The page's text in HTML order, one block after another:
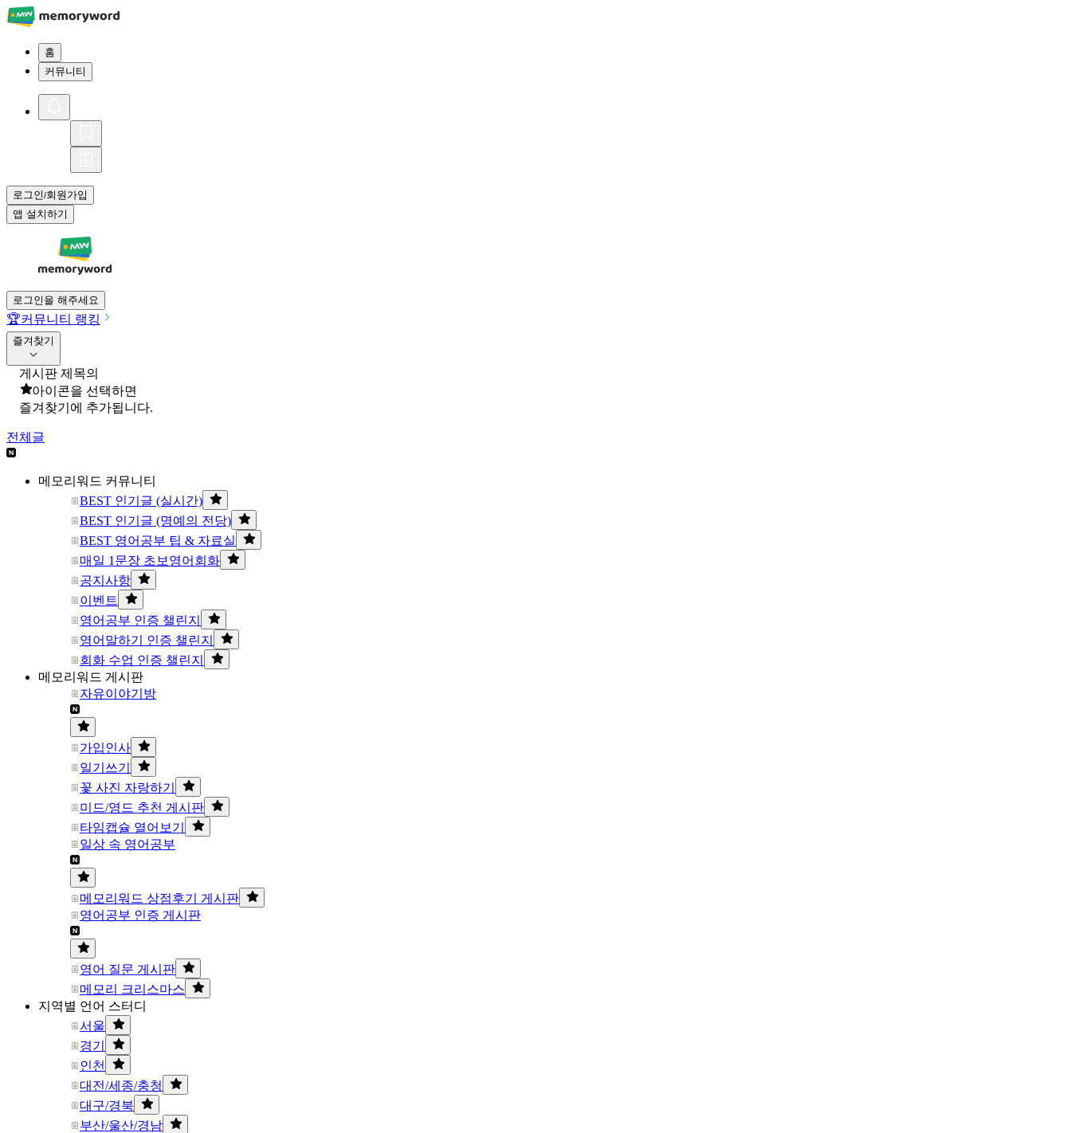
홈
커뮤니티
로그인/회원가입
앱 설치하기
로그인을 해주세요
🏆커뮤니티 랭킹
즐겨찾기
게시판 제목의
아이콘을 선택하면
즐겨찾기에 추가됩니다.
전체글
메모리워드 커뮤니티
BEST 인기글 (실시간)
BEST 인기글 (명예의 전당)
BEST 영어공부 팁 & 자료실
매일 1문장 초보영어회화
공지사항
이벤트
영어공부 인증 챌린지
영어말하기 인증 챌린지
회화 수업 인증 챌린지
메모리워드 게시판
자유이야기방
가입인사
일기쓰기
꽃 사진 자랑하기
미드/영드 추천 게시판
타임캡슐 열어보기
일상 속 영어공부
메모리워드 상점후기 게시판
영어공부 인증 게시판
영어 질문 게시판
메모리 크리스마스
지역별 언어 스터디
서울
경기
인천
대전/세종/충청
대구/경북
부산/울산/경남